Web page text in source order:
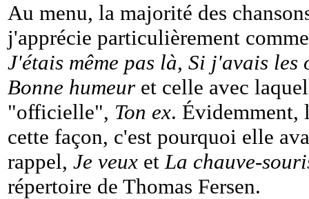
Au menu, la majorité des
j'apprécie particulièrement
J'étais même pas là, Si j'avais
Bonne humeur et celle avec
"officielle", Ton ex. Évidemment,
cette façon, c'est pourquoi elle
rappel, Je veux et La chauve-
répertoire de Thomas Fersen.